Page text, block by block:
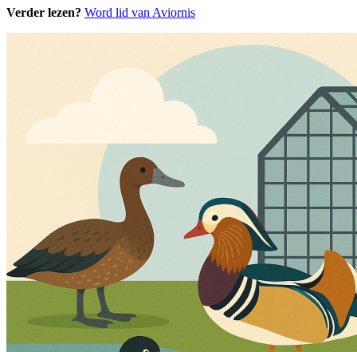
Verder lezen? Word lid van Aviornis